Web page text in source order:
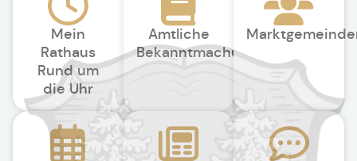
Mein
Rathaus
Rund um
die Uhr
Amtliche
Bekanntmachungen